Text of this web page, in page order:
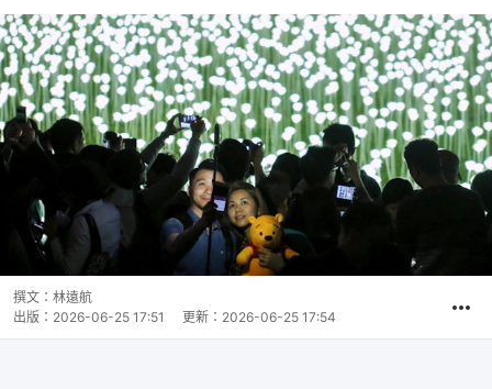
撰文： 林遠航
出版： 2026-06-25 17:51 更新： 2026-06-25 17:54